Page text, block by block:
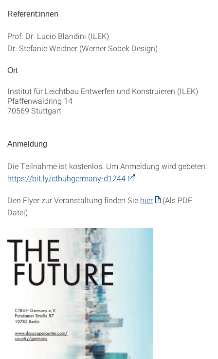
Referent:innen
Prof. Dr. Lucio Blandini (ILEK)
Dr. Stefanie Weidner (Werner Sobek Design)
Ort
Institut für Leichtbau Entwerfen und Konstruieren (ILEK)
Pfaffenwaldring 14
70569 Stuttgart
Anmeldung
Die Teilnahme ist kostenlos. Um Anmeldung wird gebeten:
https://bit.ly/ctbuhgermany-d1244
Den Flyer zur Veranstaltung finden Sie hier
(Als PDF
Datei)